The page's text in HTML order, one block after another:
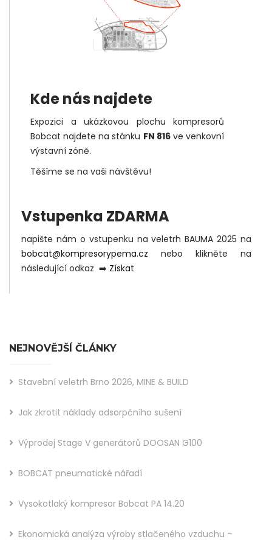
Kde nás najdete
Expozici a ukázkovou plochu kompresorů
Bobcat najdete na stánku FN 816ve venkovní
výstavní zóně.
Těšíme se na vaši návštěvu!
Vstupenka ZDARMA
napište nám o vstupenku na veletrh BAUMA 2025 na
bobcat@kompresorypema.cz nebo klikněte na
následující odkaz ➡️ Získat
NEJNOVĚJŠÍ ČLÁNKY
Stavební veletrh Brno 2026, MINE & BUILD
Jak zkrotit náklady adsorpčního sušení
Výprodej Stage V generátorů DOOSAN G100
BOBCAT pneumatické nářadí
Vysokotlaký kompresor Bobcat PA 14.20
Ekonomická analýza výroby stlačeného vzduchu –